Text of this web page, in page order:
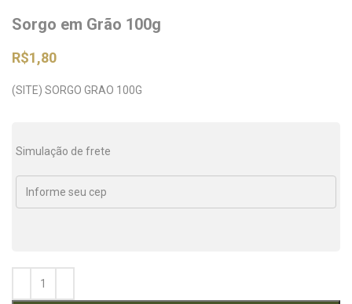
Sorgo em Grão 100g
R$1,80
(SITE) SORGO GRAO 100G
Simulação de frete